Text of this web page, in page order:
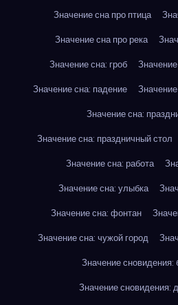
Значение сна про птица
Значение сна про река
Значение сна: гроб
Значение сна: падение
Значение сна:
Значение сна: праздничный стол
Значение сна: работа
Значение сна: улыбка
Значение сна: фонтан
Значение сна: чужой город
Значение сновидения:
Значение сновидения: